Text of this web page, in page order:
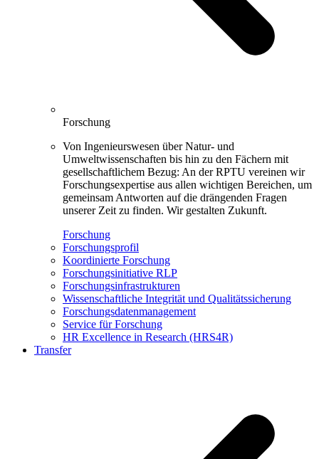
Forschung
Von Ingenieurswesen über Natur- und
Umweltwissenschaften bis hin zu den Fächern mit
gesellschaftlichem Bezug: An der RPTU vereinen wir
Forschungsexpertise aus allen wichtigen Bereichen, um
gemeinsam Antworten auf die drängenden Fragen
unserer Zeit zu finden. Wir gestalten Zukunft.
Forschung
Forschungsprofil
Koordinierte Forschung
Forschungsinitiative RLP
Forschungsinfrastrukturen
Wissenschaftliche Integrität und Qualitätssicherung
Forschungsdatenmanagement
Service für Forschung
HR Excellence in Research (HRS4R)
Transfer